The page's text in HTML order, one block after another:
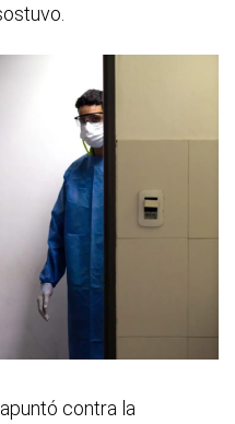
contra la